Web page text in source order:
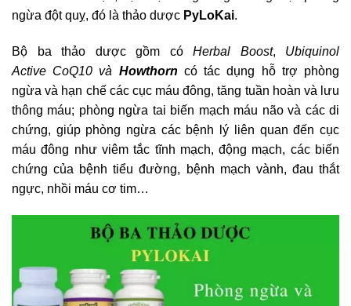
ngừa đột quỵ, đó là thảo dược PyLoKai.
Bộ ba thảo dược gồm có Herbal Boost, Ubiquinol
Active CoQ10 và Howthorn có tác dụng hỗ trợ phòng
ngừa và hạn chế các cục máu đông, tăng tuần hoàn và lưu
thông máu; phòng ngừa tai biến mạch máu não và các di
chứng, giúp phòng ngừa các bệnh lý liên quan đến cục
máu đông như viêm tắc tĩnh mạch, động mạch, các biến
chứng của bệnh tiểu đường, bệnh mạch vành, đau thắt
ngực, nhồi máu cơ tim…